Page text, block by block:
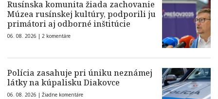
Rusínska komunita žiada zachovanie
Múzea rusínskej kultúry, podporili ju
primátori aj odborné inštitúcie
06. 08. 2026 | 2 komentáre
Polícia zasahuje pri úniku neznámej
látky na kúpalisku Diakovce
06. 08. 2026 | Žiadne komentáre